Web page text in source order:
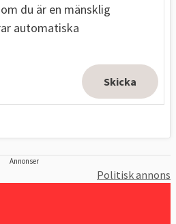
du är en mänsklig
automatiska
Annonser
Politisk annons